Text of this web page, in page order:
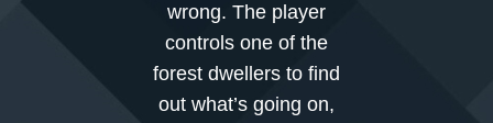
wrong. The player
controls one of the
forest dwellers to find
out what’s going on,